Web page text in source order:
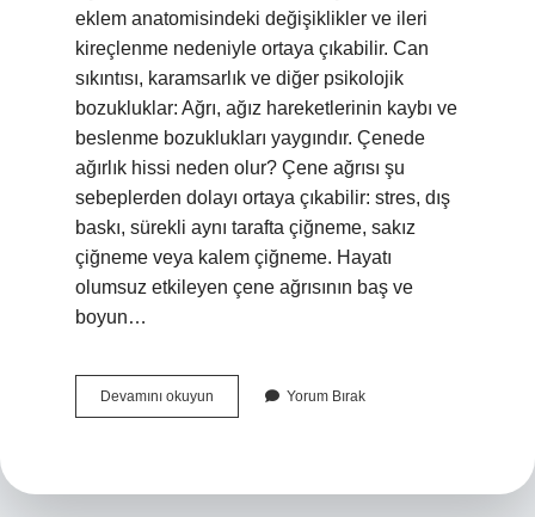
eklem anatomisindeki değişiklikler ve ileri
kireçlenme nedeniyle ortaya çıkabilir. Can
sıkıntısı, karamsarlık ve diğer psikolojik
bozukluklar: Ağrı, ağız hareketlerinin kaybı ve
beslenme bozuklukları yaygındır. Çenede
ağırlık hissi neden olur? Çene ağrısı şu
sebeplerden dolayı ortaya çıkabilir: stres, dış
baskı, sürekli aynı tarafta çiğneme, sakız
çiğneme veya kalem çiğneme. Hayatı
olumsuz etkileyen çene ağrısının baş ve
boyun…
Devamını okuyun Çiğneme
Zorluğu
Yorum Bırak